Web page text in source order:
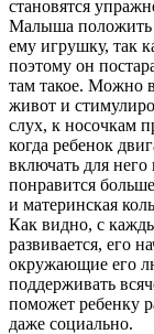
становятся
Малыша положить
ему игрушку, так
поэтому он
там такое. Можно
живот и
слух, к носочкам
когда ребенок
включать для него
понравится
и материнская
Как видно, с
развивается, его
окружающие его
поддерживать
поможет ребенку
даже социально.